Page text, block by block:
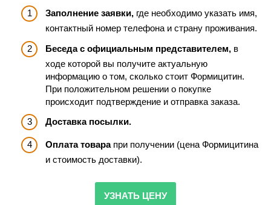
Заполнение заявки, где необходимо указать имя,
контактный номер телефона и страну проживания.
Беседа с официальным представителем, в
ходе которой вы получите актуальную
информацию о том, сколько стоит Формицитин.
При положительном решении о покупке
происходит подтверждение и отправка заказа.
Доставка посылки.
Оплата товарапри получении (цена Формицитина
и стоимость доставки).
УЗНАТЬ ЦЕНУ